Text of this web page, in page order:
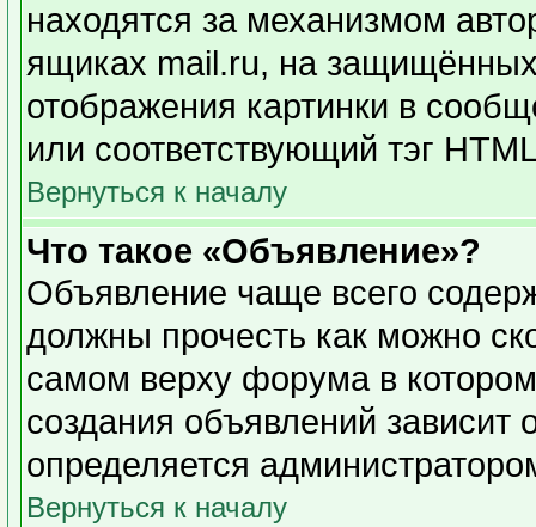
находятся за механизмом
ящиках mail.ru, на
отображения картинки в
или соответствующий тэг
Вернуться к началу
Что такое «Объявление»?
Объявление чаще всего
должны прочесть как можно
самом верху форума в
создания объявлений зависит
определяется
Вернуться к началу